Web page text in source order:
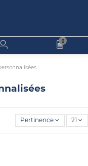
0
Pertinence 21